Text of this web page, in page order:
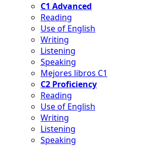
C1 Advanced
Reading
Use of English
Writing
Listening
Speaking
Mejores libros C1
C2 Proficiency
Reading
Use of English
Writing
Listening
Speaking